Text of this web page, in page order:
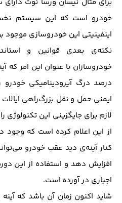
خودرو است که این سیستم
اینفینیتی این خودروسازی موجود
نکته‌ی بعدی قوانین و
درصد درگ آیرودینامیکی خودرو
ایمنی حمل و نقل بزرگ‌راهی
لازم برای جایگزینی این
از این اعلام کرده است که وجود
کنار آینه‌‌ی دید عقب خودرو
اجباری در آورده است.
شاید اکنون زمان آن باشد که